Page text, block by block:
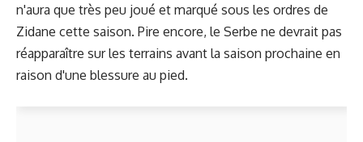
n'aura que très peu joué et marqué sous les ordres de
Zidane cette saison. Pire encore, le Serbe ne devrait pas
réapparaître sur les terrains avant la saison prochaine en
raison d'une blessure au pied.